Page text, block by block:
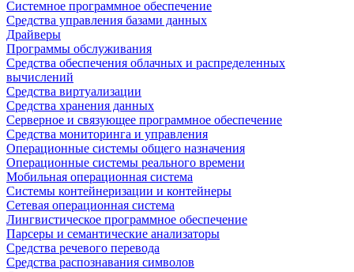
Системное программное обеспечение
Средства управления базами данных
Драйверы
Программы обслуживания
Средства обеспечения облачных и распределенных
вычислений
Средства виртуализации
Средства хранения данных
Серверное и связующее программное обеспечение
Средства мониторинга и управления
Операционные системы общего назначения
Операционные системы реального времени
Мобильная операционная система
Системы контейнеризации и контейнеры
Сетевая операционная система
Лингвистическое программное обеспечение
Парсеры и семантические анализаторы
Средства речевого перевода
Средства распознавания символов